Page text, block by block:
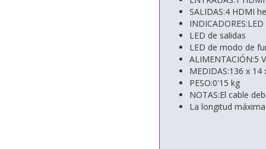
SALIDAS:4 HDMI
LED de salidas
LED de modo de
ALIMENTACIÓN:5
MEDIDAS:136 x
PESO:0'15 kg
NOTAS:El cable
La longitud